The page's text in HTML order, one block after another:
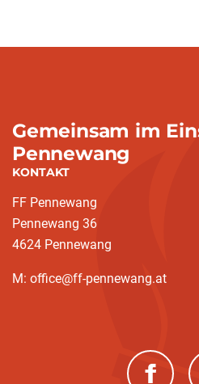
Gemeinsam im
Pennewang
KONTAKT
FF Pennewang
Pennewang 36
4624 Pennewang
M: office@ff-pennewang.at